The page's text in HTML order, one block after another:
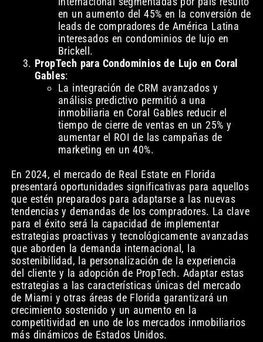
en un aumento del 45% en la conversión de
leads de compradores de América Latina
interesados en condominios de lujo en
Brickell.
PropTech para Condominios de Lujo en Coral
Gables:
La integración de CRM avanzados y
análisis predictivo permitió a una
inmobiliaria en Coral Gables reducir el
tiempo de cierre de ventas en un 25% y
aumentar el ROI de las campañas de
marketing en un 40%.
En 2024, el mercado de Real Estate en Florida
presentará oportunidades significativas para aquellos
que estén preparados para adaptarse a las nuevas
tendencias y demandas de los compradores. La clave
para el éxito será la capacidad de implementar
estrategias proactivas y tecnológicamente avanzadas
que aborden la demanda internacional, la
sostenibilidad, la personalización de la experiencia
del cliente y la adopción de PropTech. Adaptar estas
estrategias a las características únicas del mercado
de Miami y otras áreas de Florida garantizará un
crecimiento sostenido y un aumento en la
competitividad en uno de los mercados inmobiliarios
más dinámicos de Estados Unidos.